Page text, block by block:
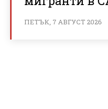
ПЕТЪК, 7 АВГУСТ 2026